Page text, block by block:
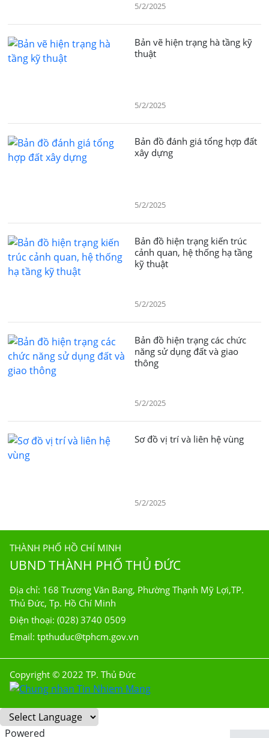
5/2/2025
Bản vẽ hiện trạng hà tầng kỹ
thuật
5/2/2025
Bản đồ đánh giá tổng hợp đất
xây dựng
5/2/2025
Bản đồ hiện trạng kiến trúc
cảnh quan, hệ thống hạ tầng
kỹ thuật
5/2/2025
Bản đồ hiện trạng các chức
năng sử dụng đất và giao
thông
5/2/2025
Sơ đồ vị trí và liên hệ vùng
5/2/2025
THÀNH PHỐ HỒ CHÍ MINH
UBND THÀNH PHỐ THỦ ĐỨC
Địa chỉ: 168 Trương Văn Bang, Phường Thạnh Mỹ Lợi,TP.
Thủ Đức, Tp. Hồ Chí Minh
Điện thoại: (028) 3740 0509
Email: tpthuduc@tphcm.gov.vn
Copyright © 2022 TP. Thủ Đức
Powered